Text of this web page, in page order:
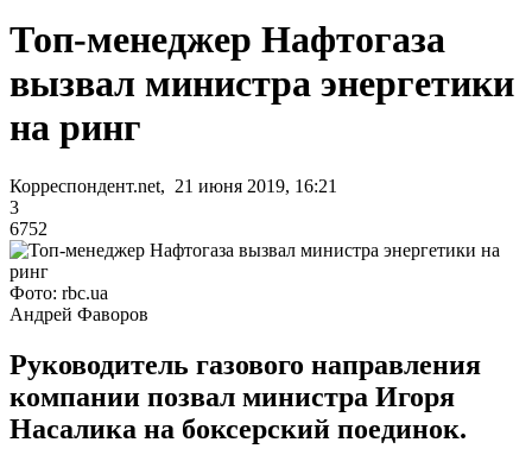
Топ-менеджер Нафтогаза
вызвал министра энергетики
на ринг
Корреспондент.net, 21 июня 2019, 16:21
3
6752
Фото: rbc.ua
Андрей Фаворов
Руководитель газового направления
компании позвал министра Игоря
Насалика на боксерский поединок.